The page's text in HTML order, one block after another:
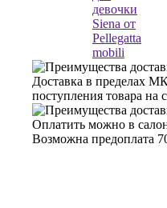
Доставка в пределах
поступления товара на
Оплатить можно в
Возможна предоплата